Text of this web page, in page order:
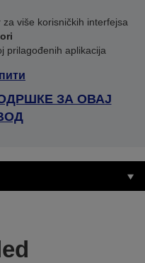
više korisničkih interfejsa
prilagođenih aplikacija
ЗА ОВАЈ